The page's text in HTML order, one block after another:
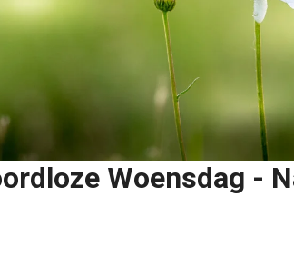
Woensdag -